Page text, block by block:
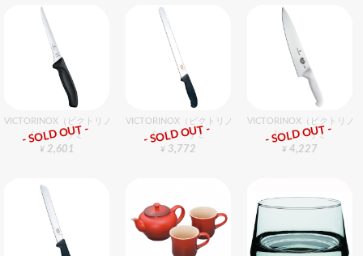
VICTORINOX（ビクトリノックス） SＣボーニングナイフ
包丁・ハサミ
¥ 2,601
- SOLD OUT -
VICTORINOX（ビクトリノックス） ウェーブスライサー
包丁・ハサミ
¥ 3,772
- SOLD OUT -
VICTORINOX（ビクトリノ
包丁・ハサミ
¥ 4,227
- SOLD OUT -